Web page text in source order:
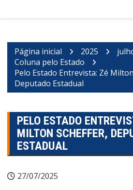
Página inicial 2025
Coluna pelo Estado
Pelo Estado Entrevista: Zé
Deputado Estadual
PELO ESTADO
MILTON SCHEFFER,
ESTADUAL
27/07/2025